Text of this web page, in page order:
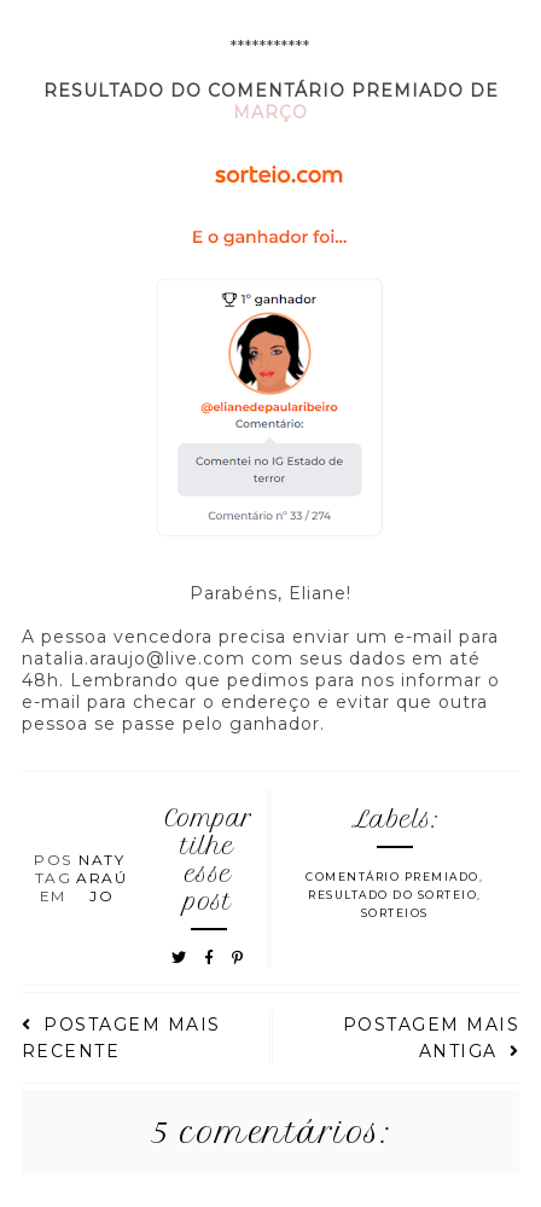
***********
RESULTADO DO COMENTÁRIO PREMIADO DE
MARÇO
Parabéns, Eliane!
A pessoa vencedora precisa enviar um e-mail para
natalia.araujo@live.com com seus dados em até
48h. Lembrando que pedimos para nos informar o
e-mail para checar o endereço e evitar que outra
pessoa se passe pelo ganhador.
POS
TAG
EM
NATY
ARAÚ
JO
Compar
tilhe
esse
post
Labels:
COMENTÁRIO PREMIADO
RESULTADO DO SORTEIO
SORTEIOS
POSTAGEM MAIS
RECENTE
POSTAGEM MAIS
ANTIGA
5 comentários: